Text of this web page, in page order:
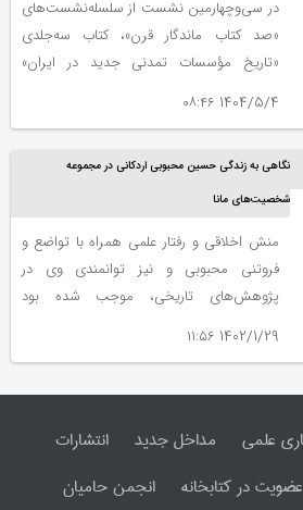
در سی‌وچهارمین نشست از سلسله‌نشست‌های
«صد کتاب ماندگار قرن»، کتاب سه‌جلدی
«تاریخ مؤسسات تمدنی جدید در ایران»
1404/5/4 ۰۸:۴۶
نگاهی به زندگی حسین محبوبی اردکانی در مجموعه
شخصیت‌های مانا
منش اخلاقی و رفتار علمی همراه با تواضع و
فروتنی محبوبی و نیز توانمندی وی در
پژوهش‌های تاریخی، موجب شده بود
1402/1/29 ۱۱:۵۶
علمی مداخل جدید
انتشارات
عضویت در کتابخانه انجمن حامیان